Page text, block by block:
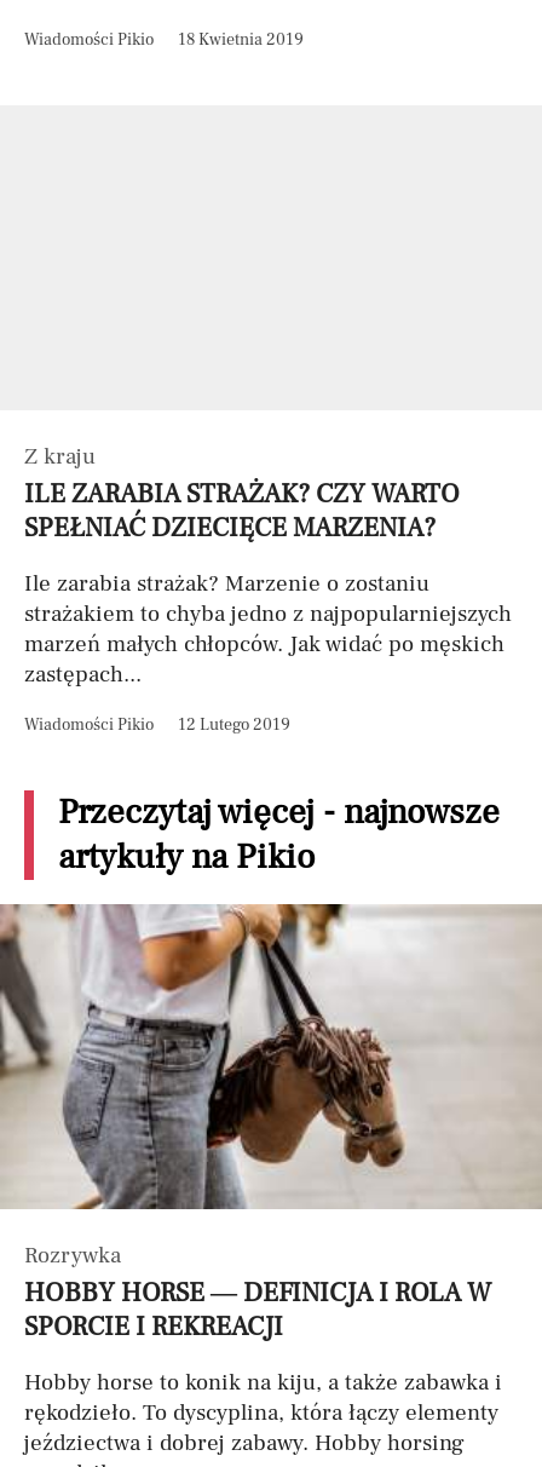
Wiadomości Pikio 18 Kwietnia 2019
Z kraju
ILE ZARABIA STRAŻAK? CZY WARTO
SPEŁNIAĆ DZIECIĘCE MARZENIA?
Ile zarabia strażak? Marzenie o zostaniu
strażakiem to chyba jedno z najpopularniejszych
marzeń małych chłopców. Jak widać po męskich
zastępach...
Wiadomości Pikio 12 Lutego 2019
Przeczytaj więcej - najnowsze
artykuły na Pikio
Rozrywka
HOBBY HORSE — DEFINICJA I ROLA W
SPORCIE I REKREACJI
Hobby horse to konik na kiju, a także zabawka i
rękodzieło. To dyscyplina, która łączy elementy
jeździectwa i dobrej zabawy. Hobby horsing